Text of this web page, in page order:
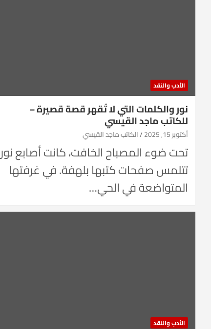
الأدب والنقد
نور والكلمات التي لا تُقهر قصة قصيرة –
للكاتب ماجد القيسي
أكتوبر 15, 2025 الكاتب ماجد القيسي
تحت ضوء المصباح الخافت، كانت أصابع نور
تتلمس صفحات كتبها بلهفة. في غرفتها
المتواضعة في الحي…
الأدب والنقد